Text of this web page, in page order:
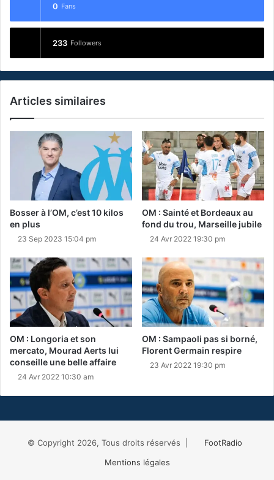
0 Fans
233 Followers
Articles similaires
Bosser à l’OM, c’est 10 kilos
en plus
23 Sep 2023 15:04 pm
OM : Sainté et Bordeaux au
fond du trou, Marseille jubile
24 Avr 2022 19:30 pm
OM : Longoria et son
mercato, Mourad Aerts lui
conseille une belle affaire
24 Avr 2022 10:30 am
OM : Sampaoli pas si borné,
Florent Germain respire
23 Avr 2022 19:30 pm
© Copyright 2026, Tous droits réservés |
FootRadio
Mentions légales